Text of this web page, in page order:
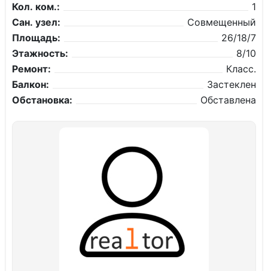
Кол. ком.:
1
Сан. узел:
Совмещенный
Площадь:
26/18/7
Этажность:
8/10
Ремонт:
Класс.
Балкон:
Застеклен
Обстановка:
Обставлена